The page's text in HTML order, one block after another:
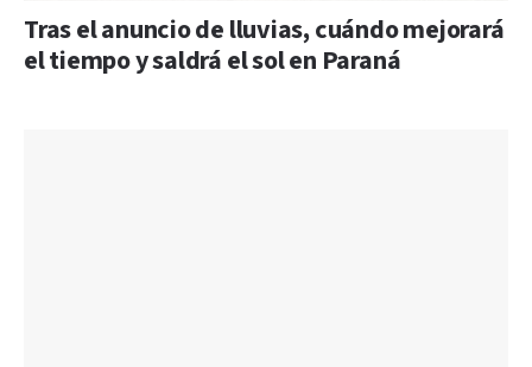
Tras el anuncio de lluvias, cuándo mejorará
el tiempo y saldrá el sol en Paraná